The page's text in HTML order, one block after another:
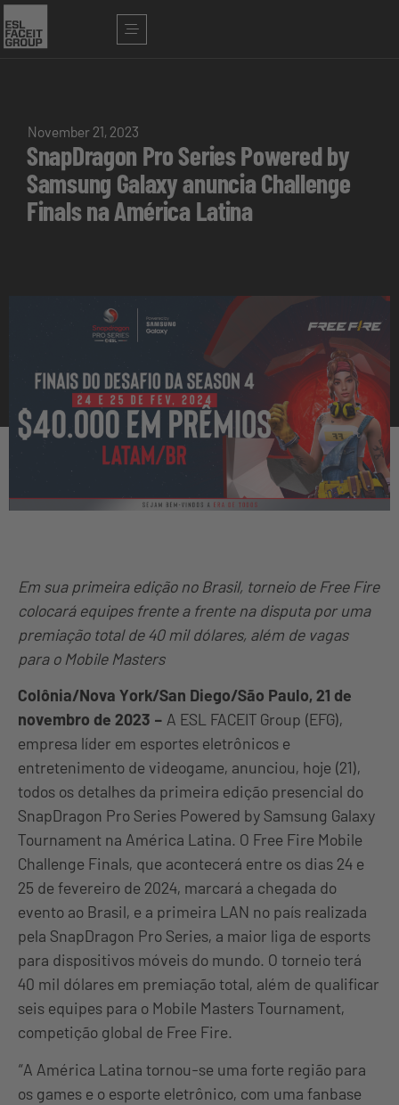
November 21, 2023
SnapDragon Pro Series Powered by
Samsung Galaxy anuncia Challenge
Finals na América Latina
Em sua primeira edição no Brasil, torneio de Free Fire
colocará equipes frente a frente na disputa por uma
premiação total de 40 mil dólares, além de vagas
para o Mobile Masters
Colônia/Nova York/San Diego/São Paulo, 21 de
novembro de 2023 – A ESL FACEIT Group (EFG),
empresa líder em esportes eletrônicos e
entretenimento de videogame, anunciou, hoje (21),
todos os detalhes da primeira edição presencial do
SnapDragon Pro Series Powered by Samsung Galaxy
Tournament na América Latina. O Free Fire Mobile
Challenge Finals, que acontecerá entre os dias 24 e
25 de fevereiro de 2024, marcará a chegada do
evento ao Brasil, e a primeira LAN no país realizada
pela SnapDragon Pro Series, a maior liga de esports
para dispositivos móveis do mundo. O torneio terá
40 mil dólares em premiação total, além de qualificar
seis equipes para o Mobile Masters Tournament,
competição global de Free Fire.
“A América Latina tornou-se uma forte região para
os games e o esporte eletrônico, com uma fanbase